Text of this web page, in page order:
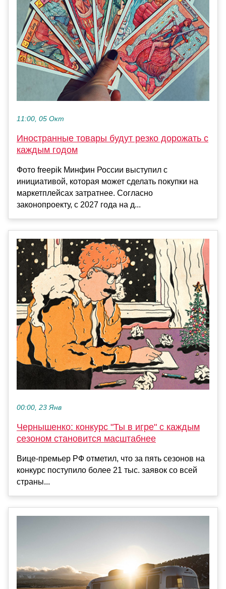
11:00, 05 Окт
Иностранные товары будут резко дорожать с
каждым годом
Фото freepik Минфин России выступил с
инициативой, которая может сделать покупки на
маркетплейсах затратнее. Согласно
законопроекту, с 2027 года на д...
00:00, 23 Янв
Чернышенко: конкурс "Ты в игре" с каждым
сезоном становится масштабнее
Вице-премьер РФ отметил, что за пять сезонов на
конкурс поступило более 21 тыс. заявок со всей
страны...